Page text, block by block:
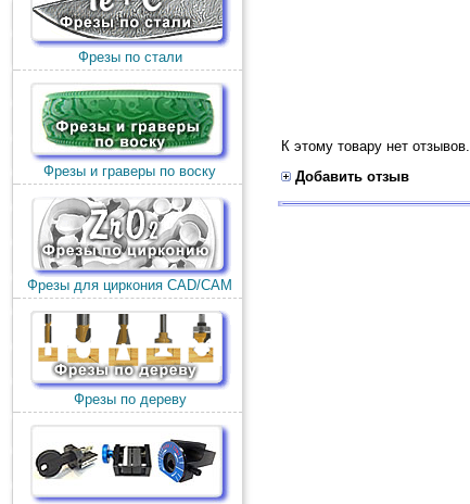
Фрезы по стали
Фрезы и граверы по воску
Фрезы для циркония CAD/CAM
Фрезы по дереву
К этому товару нет отзывов.
Добавить отзыв